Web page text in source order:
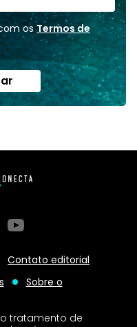
os Termos de
GitHub
Contato editorial
Sobre o
tratamento de